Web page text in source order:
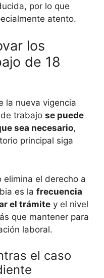
por lo que
atento.
los
de 18
la nueva vigencia
trabajo se puede
sea necesario,
principal siga
elimina el derecho a
es la frecuencia
el trámite y el nivel
que mantener para
laboral.
el caso